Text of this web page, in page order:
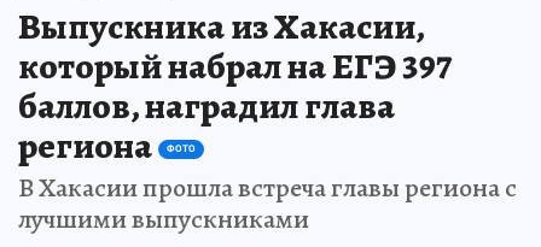
Выпускника из Хакасии,
который набрал на ЕГЭ 397
баллов, наградил глава
региона
ФОТО
В Хакасии прошла встреча главы региона с
лучшими выпускниками